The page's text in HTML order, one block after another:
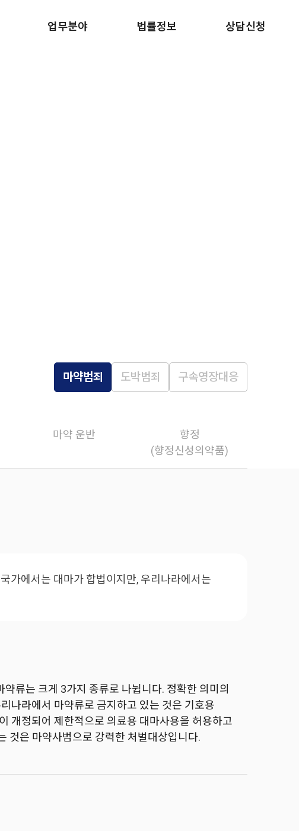
업무분야 법률정보 상담신청
마약범죄 도박범죄 구속영장대응
마약 운반
향정
(향정신성의약품)
가에서는 대마가 합법이지만, 우리나라에서는
류는 크게 3가지 종류로 나뉩니다. 정확한 의미의
나라에서 마약류로 금지하고 있는 것은 기호용
개정되어 제한적으로 의료용 대마사용을 허용하고
것은 마약사범으로 강력한 처벌대상입니다.